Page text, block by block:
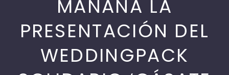
MAÑANA LA
PRESENTACIÓN DEL
WEDDINGPACK